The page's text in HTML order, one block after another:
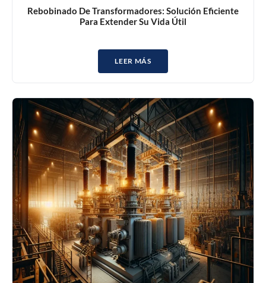
Rebobinado De Transformadores: Solución Eficiente
Para Extender Su Vida Útil
LEER MÁS